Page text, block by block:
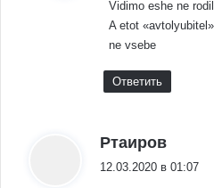
Vidimo eshe ne
A etot
ne vsebe
Ответить
Ртаиров
12.03.2020 в 01:07